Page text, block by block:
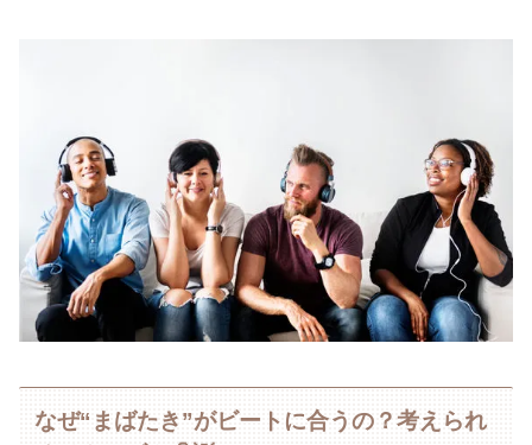
なぜ“まばたき”がビートに合うの？考えられ